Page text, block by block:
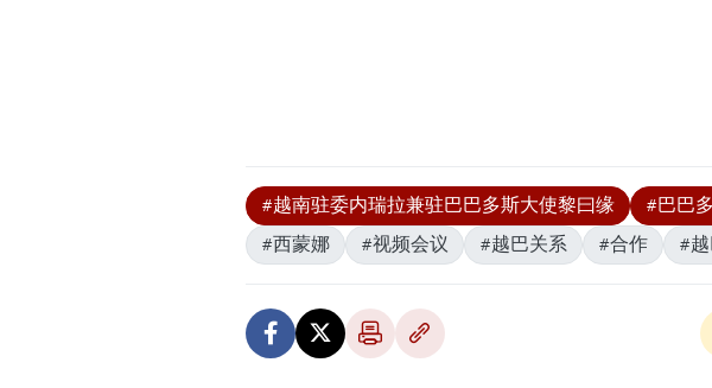
#越南驻委内瑞拉兼驻巴巴多斯大使黎曰缘
#巴巴
#西蒙娜
#视频会议 #越巴关系 #合作 #